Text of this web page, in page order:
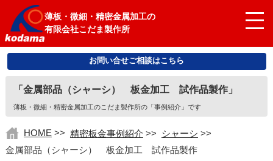
薄板・微細・精密金属加工の
有限会社こだま製作所
お問い合せご相談はこちら
「金属部品（シャーシ） 板金加工 試作品製作」
薄板・微細・精密金属加工のこだま製作所の「事例紹介」です
HOME >> 精密板金事例紹介 >> シャーシ >>
金属部品（シャーシ） 板金加工 試作品製作